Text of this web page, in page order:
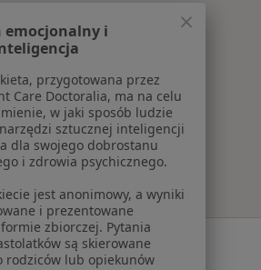
w Rzeszowie
w Rzeszowie
Zdrowie w Rzeszowie
Rzeszowie
Serwis
emocjonalny i
przygotowana przez
Care Doctoralia, ma na celu
w jaki sposób ludzie
sztucznej inteligencji
dla swojego dobrostanu
i zdrowia psychicznego.
jest anonimowy, a wyniki
i prezentowane
zbiorczej. Pytania
są skierowane
rodziców lub opiekunów